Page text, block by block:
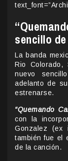
sencillo
La banda
Rio Colorado,
nuevo
adelanto de
estrenarse.
“Quemando
con la
Gonzalez (ex
también fue el
de la canción.